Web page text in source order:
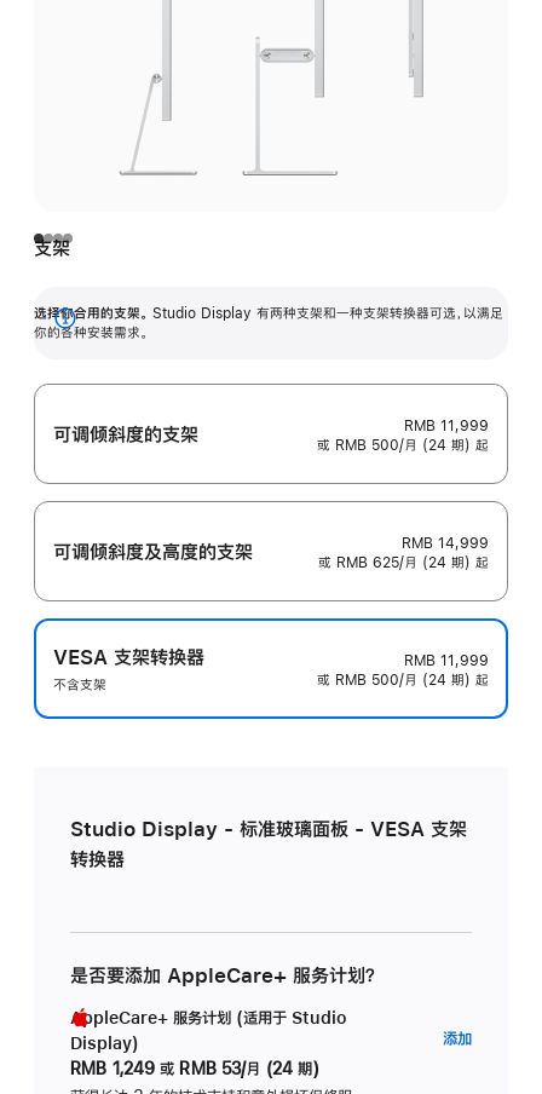
支架
选择你合用的支架。 Studio Display 有两种支架和一种支架转换器可选，以满足
你的各种安装需求。
展
可调倾斜度的支架
RMB 11,999
或 RMB 500/月 (24 期) 起
可调倾斜度及高‍度的支‍架
RMB 14,999
或 RMB 625/月 (24 期) 起
VESA 支架转换器
不含支架
RMB 11,999
或 RMB 500/月 (24 期) 起
Studio Display - 标准玻璃面板 - VESA 支架
转换器
是否要添加 AppleCare+ 服务计划？
AppleCare+ 服务计划 (适用于 Studio
Display)
RMB 1,249 或 RMB 53/月 (24 期)
添加